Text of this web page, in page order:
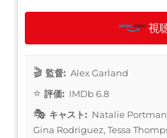
視
監督: Alex Garland
評価: IMDb 6.8
キャスト: Natalie
Gina Rodriguez, Tessa